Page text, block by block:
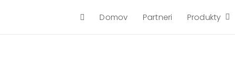
Domov Partneri Produkty